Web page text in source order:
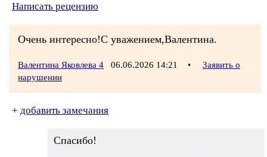
Написать рецензию
Очень интересно!С уважением,Валентина.
Валентина Яковлева 4 06.06.2026 14:21 •
Заявить о
нарушении
+ добавить замечания
Спасибо!